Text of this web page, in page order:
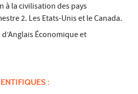
à la civilisation des pays
2. Les Etats-Unis et le Canada.
Économique et
: